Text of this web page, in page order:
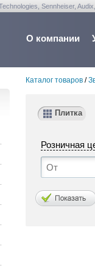
Sennheiser,
О компании
Каталог товаров/
Плитка
Розничная